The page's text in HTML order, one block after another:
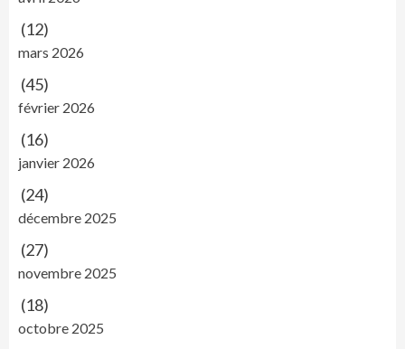
(12)
mars 2026
(45)
février 2026
(16)
janvier 2026
(24)
décembre 2025
(27)
novembre 2025
(18)
octobre 2025